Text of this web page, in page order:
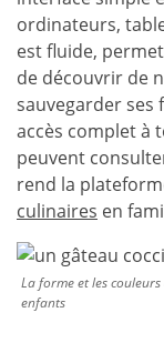
ordinateurs,
est fluide,
de découvrir de
sauvegarder ses
accès complet à
peuvent
rend la
culinaires en
La forme et les
enfants